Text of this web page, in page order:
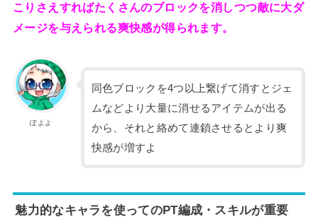
こりさえすればたくさんのブロックを消しつつ敵に大ダ
メージを与えられる爽快感が得られます。
ぽよよ
同色ブロックを4つ以上繋げて消すとジェ
ムなどより大量に消せるアイテムが出る
から、それと絡めて連鎖させるとより爽
快感が増すよ
魅力的なキャラを使ってのPT編成・スキルが重要